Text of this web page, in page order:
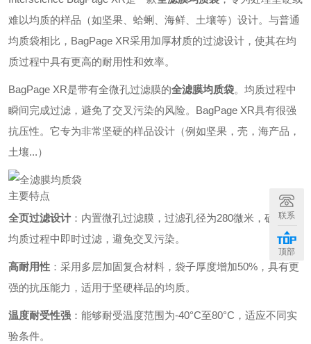
难以均质的样品（如坚果、蛤蜊、海鲜、土壤等）设计。与普通
均质袋相比，BagPage XR采用加厚材质的过滤设计，使其在均
质过程中具有更高的耐用性和效率。
BagPage XR是带有全微孔过滤膜的全滤膜均质袋。均质过程中
瞬间完成过滤，避免了交叉污染的风险。BagPage XR具有很强
抗压性。它专为非常坚硬的样品设计（例如坚果，壳，海产品，
土壤...）
主要特点
全页过滤设计 ：内置微孔过滤膜，过滤孔径为280微米，确保在
均质过程中即时过滤，避免交叉污染。
高耐用性 ：采用多层加固复合材料，袋子厚度增加50%，具有更
强的抗压能力，适用于坚硬样品的均质。
温度耐受性强 ：能够耐受温度范围为-40°C至80°C，适应不同实
验条件。
联系
顶部